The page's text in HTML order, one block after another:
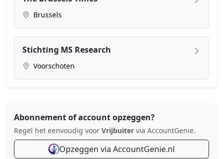
Brussels
Stichting MS Research
Voorschoten
Abonnement of account opzeggen?
Regel het eenvoudig voor Vrijbuiter via AccountGenie.
Opzeggen via AccountGenie.nl